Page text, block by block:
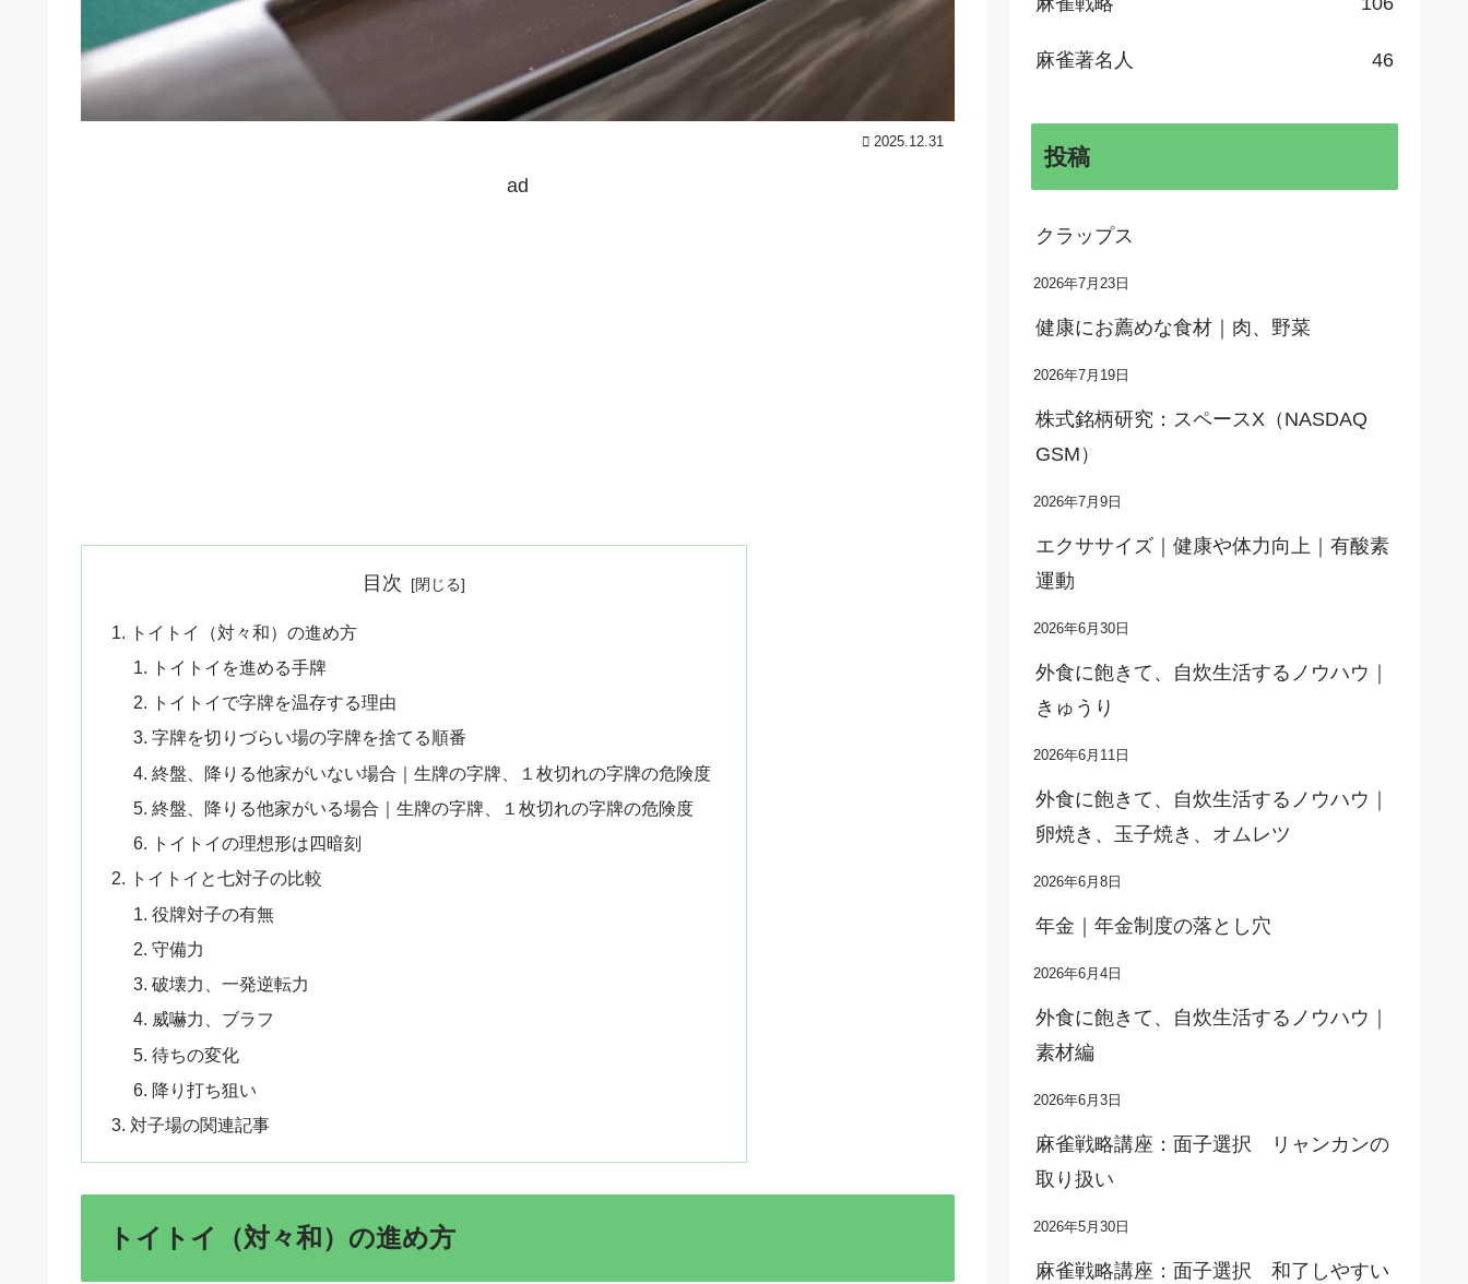
2025.12.31
ad
目次
トイトイ（対々和）の進め方
トイトイを進める手牌
トイトイで字牌を温存する理由
字牌を切りづらい場の字牌を捨てる順番
終盤、降りる他家がいない場合｜生牌の字牌、１枚切れの字牌の危険度
終盤、降りる他家がいる場合｜生牌の字牌、１枚切れの字牌の危険度
トイトイの理想形は四暗刻
トイトイと七対子の比較
役牌対子の有無
守備力
破壊力、一発逆転力
威嚇力、ブラフ
待ちの変化
降り打ち狙い
対子場の関連記事
トイトイ（対々和）の進め方
麻雀著名人 46
投稿
クラップス
2026年7月23日
健康にお薦めな食材｜肉、野菜
2026年7月19日
株式銘柄研究：スペースX（NASDAQ
GSM）
2026年7月9日
エクササイズ｜健康や体力向上｜有酸素
運動
2026年6月30日
外食に飽きて、自炊生活するノウハウ｜
きゅうり
2026年6月11日
外食に飽きて、自炊生活するノウハウ｜
卵焼き、玉子焼き、オムレツ
2026年6月8日
年金｜年金制度の落とし穴
2026年6月4日
外食に飽きて、自炊生活するノウハウ｜
素材編
2026年6月3日
麻雀戦略講座：面子選択 リャンカンの
取り扱い
2026年5月30日
麻雀戦略講座：面子選択 和了しやすい